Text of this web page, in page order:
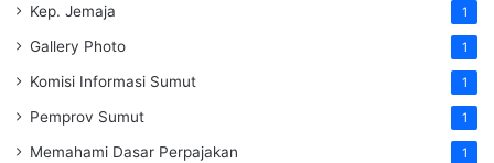
Kep. Jemaja 1
Gallery Photo 1
Komisi Informasi Sumut 1
Pemprov Sumut 1
Memahami Dasar Perpajakan 1